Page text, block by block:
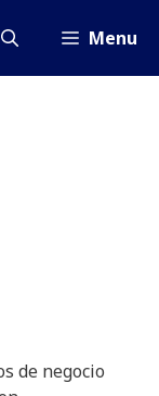
Menu
de negocio